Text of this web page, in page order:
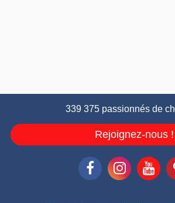
339 375 passionnés de
Rejoignez-nous !